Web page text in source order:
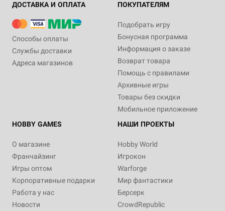
ДОСТАВКА И ОПЛАТА
Способы оплаты
Службы доставки
Адреса магазинов
ПОКУПАТЕЛЯМ
Подобрать игру
Бонусная программа
Информация о заказе
Возврат товара
Помощь с правилами
Архивные игры
Товары без скидки
Мобильное приложение
HOBBY GAMES
О магазине
Франчайзинг
Игры оптом
Корпоративные подарки
Работа у нас
Новости
НАШИ ПРОЕКТЫ
Hobby World
Игрокон
Warforge
Мир фантастики
Берсерк
CrowdRepublic